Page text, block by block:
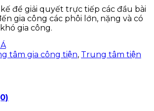
để giải quyết trực tiếp các đầu bài
gia công các phôi lớn, nặng và có
gia công.
tâm gia công tiện, Trung tâm tiện